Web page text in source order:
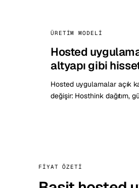
ÜRETIM MODELI
Hosted
altyapı gibi
Hosted uygulamalar açık
değişir: Hosthink dağıtım,
FIYAT ÖZETI